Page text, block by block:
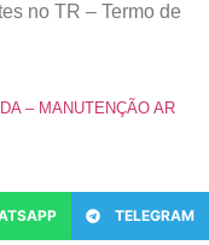
no TR – Termo de
– MANUTENÇÃO AR
TELEGRAM